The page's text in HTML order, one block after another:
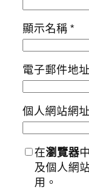
顯示名稱*
電子郵件地
個人網站網址
在瀏覽器
及個人網
用。